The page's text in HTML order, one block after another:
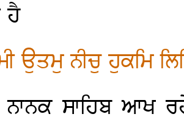
ਹੈ
ਉਤਮੁ ਨੀਚੁ ਹੁਕਮਿ
ਸਾਹਿਬ ਆਖ